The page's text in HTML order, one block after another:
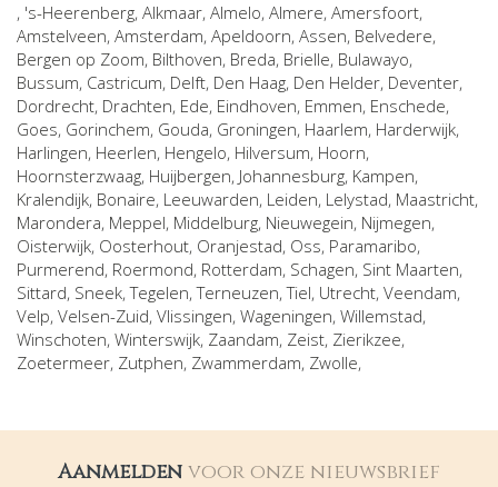
, 's-Heerenberg, Alkmaar, Almelo, Almere, Amersfoort,
Amstelveen, Amsterdam, Apeldoorn, Assen, Belvedere,
Bergen op Zoom, Bilthoven, Breda, Brielle, Bulawayo,
Bussum, Castricum, Delft, Den Haag, Den Helder, Deventer,
Dordrecht, Drachten, Ede, Eindhoven, Emmen, Enschede,
Goes, Gorinchem, Gouda, Groningen, Haarlem, Harderwijk,
Harlingen, Heerlen, Hengelo, Hilversum, Hoorn,
Hoornsterzwaag, Huijbergen, Johannesburg, Kampen,
Kralendijk, Bonaire, Leeuwarden, Leiden, Lelystad, Maastricht,
Marondera, Meppel, Middelburg, Nieuwegein, Nijmegen,
Oisterwijk, Oosterhout, Oranjestad, Oss, Paramaribo,
Purmerend, Roermond, Rotterdam, Schagen, Sint Maarten,
Sittard, Sneek,Tegelen,Terneuzen,Tiel, Utrecht, Veendam,
Velp, Velsen-Zuid, Vlissingen, Wageningen, Willemstad,
Winschoten, Winterswijk, Zaandam, Zeist, Zierikzee,
Zoetermeer, Zutphen, Zwammerdam, Zwolle,
Aanmelden voor onze nieuwsbrief